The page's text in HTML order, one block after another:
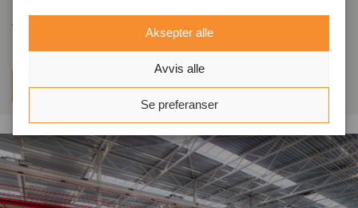
Aksepter alle
Avvis alle
Se preferanser
AIS
Les mer